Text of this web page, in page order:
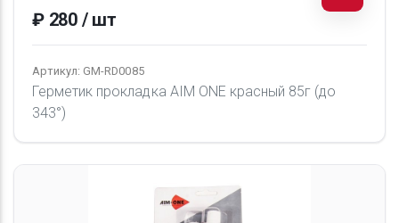
₽ 280 / шт
Артикул: GM-RD0085
Герметик прокладка AIM ONE красный 85г (до
343°)